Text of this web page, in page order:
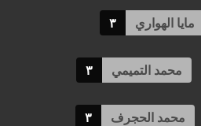
مايا الهواري ٣
محمد التميمي ٣
محمد الحجرف ٣